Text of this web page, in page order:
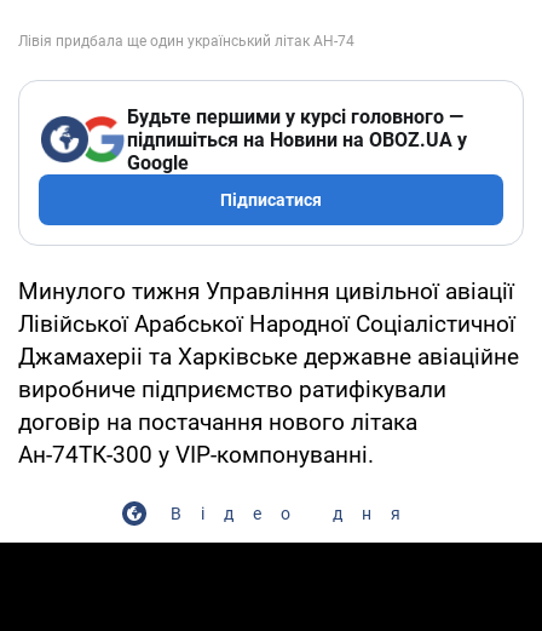
Будьте першими у курсі головного —
підпишіться на Новини на OBOZ.UA у
Google
Підписатися
Минулого тижня Управління цивільної авіації
Лівійської Арабської Народної Соціалістичної
Джамахеріі та Харківське державне авіаційне
виробниче підприємство ратифікували
договір на постачання нового літака
Ан-74ТК-300 у VIP-компонуванні.
Відео дня